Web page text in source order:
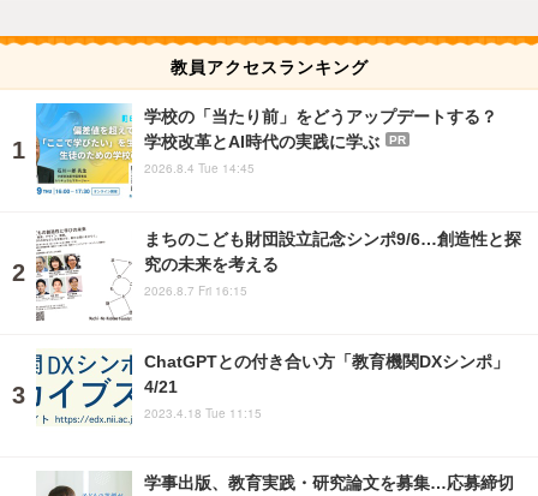
教員アクセスランキング
学校の「当たり前」をどうアップデートする？
学校改革とAI時代の実践に学ぶ
PR
2026.8.4 Tue 14:45
まちのこども財団設立記念シンポ9/6…創造性と探
究の未来を考える
2026.8.7 Fri 16:15
ChatGPTとの付き合い方「教育機関DXシンポ」
4/21
2023.4.18 Tue 11:15
学事出版、教育実践・研究論文を募集…応募締切